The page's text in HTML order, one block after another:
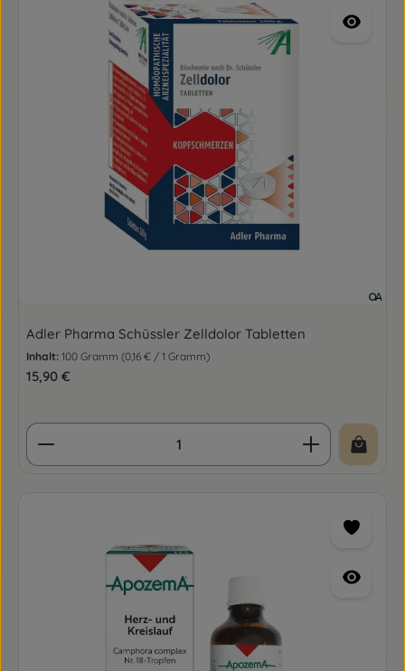
Adler Pharma Schüssler Zelldolor Tabletten
Inhalt: 100 Gramm (0,16 € / 1 Gramm)
Regulärer Preis:
15,90 €
Produkt Anzahl: Gib den gewünschten Wert